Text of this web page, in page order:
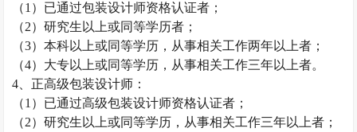
（1 ）已通过包装设计师资格认证者；
（2）研究生以上或同等学历者；
（3）本科以上或同等学历，从事相关工作两年以上者；
（4）大专以上或同等学历，从事相关工作三年以上者。
4 、正高级包装设计师：
（1 ）已通过高级包装设计师资格认证者；
（2）研究生以上或同等学历，从事相关工作三年以上者；